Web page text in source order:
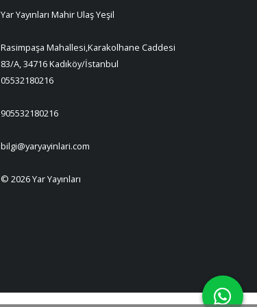
Yar Yayınları Mahir Ulaş Yeşil
Rasimpaşa Mahallesi,Karakolhane Caddesi
83/A, 34716 Kadıköy/İstanbul
05532180216
905532180216
bilgi@yaryayinlari.com
© 2026 Yar Yayınları